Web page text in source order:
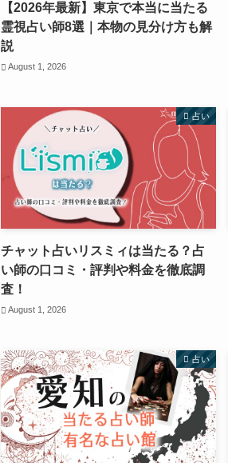
【2026年最新】東京で本当に当たる
霊視占い師8選｜本物の見分け方も解
説
August 1, 2026
占い
チャット占いリスミィは当たる？占
い師の口コミ・評判や料金を徹底調
査！
August 1, 2026
占い